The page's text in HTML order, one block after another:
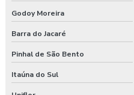
Godoy Moreira
Barra do Jacaré
Pinhal de São Bento
Itaúna do Sul